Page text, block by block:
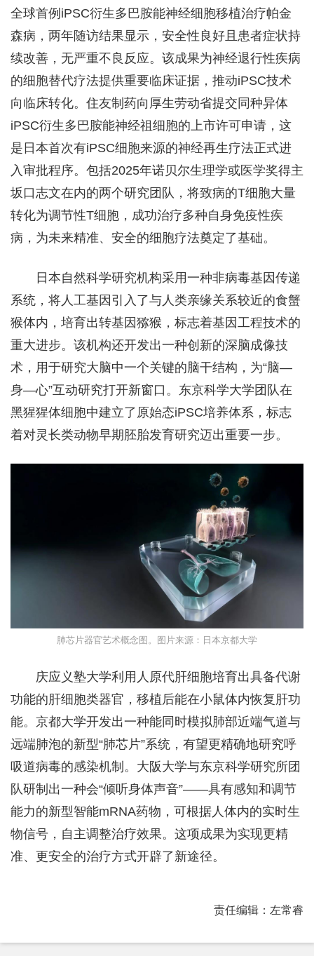
全球首例iPSC衍生多巴胺能神经细胞移植治疗帕金
森病，两年随访结果显示，安全性良好且患者症状持
续改善，无严重不良反应。该成果为神经退行性疾病
的细胞替代疗法提供重要临床证据，推动iPSC技术
向临床转化。住友制药向厚生劳动省提交同种异体
iPSC衍生多巴胺能神经祖细胞的上市许可申请，这
是日本首次有iPSC细胞来源的神经再生疗法正式进
入审批程序。包括2025年诺贝尔生理学或医学奖得主
坂口志文在内的两个研究团队，将致病的T细胞大量
转化为调节性T细胞，成功治疗多种自身免疫性疾
病，为未来精准、安全的细胞疗法奠定了基础。
日本自然科学研究机构采用一种非病毒基因传递
系统，将人工基因引入了与人类亲缘关系较近的食蟹
猴体内，培育出转基因猕猴，标志着基因工程技术的
重大进步。该机构还开发出一种创新的深脑成像技
术，用于研究大脑中一个关键的脑干结构，为“脑—
身—心”互动研究打开新窗口。东京科学大学团队在
黑猩猩体细胞中建立了原始态iPSC培养体系，标志
着对灵长类动物早期胚胎发育研究迈出重要一步。
肺芯片器官艺术概念图。图片来源：日本京都大学
庆应义塾大学利用人原代肝细胞培育出具备代谢
功能的肝细胞类器官，移植后能在小鼠体内恢复肝功
能。京都大学开发出一种能同时模拟肺部近端气道与
远端肺泡的新型“肺芯片”系统，有望更精确地研究呼
吸道病毒的感染机制。大阪大学与东京科学研究所团
队研制出一种会“倾听身体声音”——具有感知和调节
能力的新型智能mRNA药物，可根据人体内的实时生
物信号，自主调整治疗效果。这项成果为实现更精
准、更安全的治疗方式开辟了新途径。
责任编辑：左常睿